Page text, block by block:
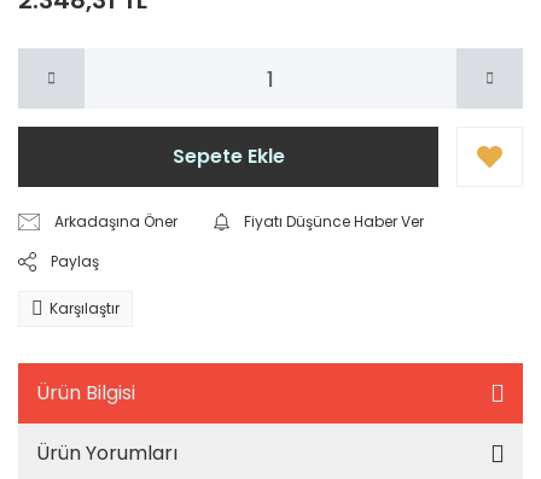
Sepete Ekle
Arkadaşına Öner
Fiyatı Düşünce Haber Ver
Paylaş
Karşılaştır
Ürün Bilgisi
Ürün Yorumları